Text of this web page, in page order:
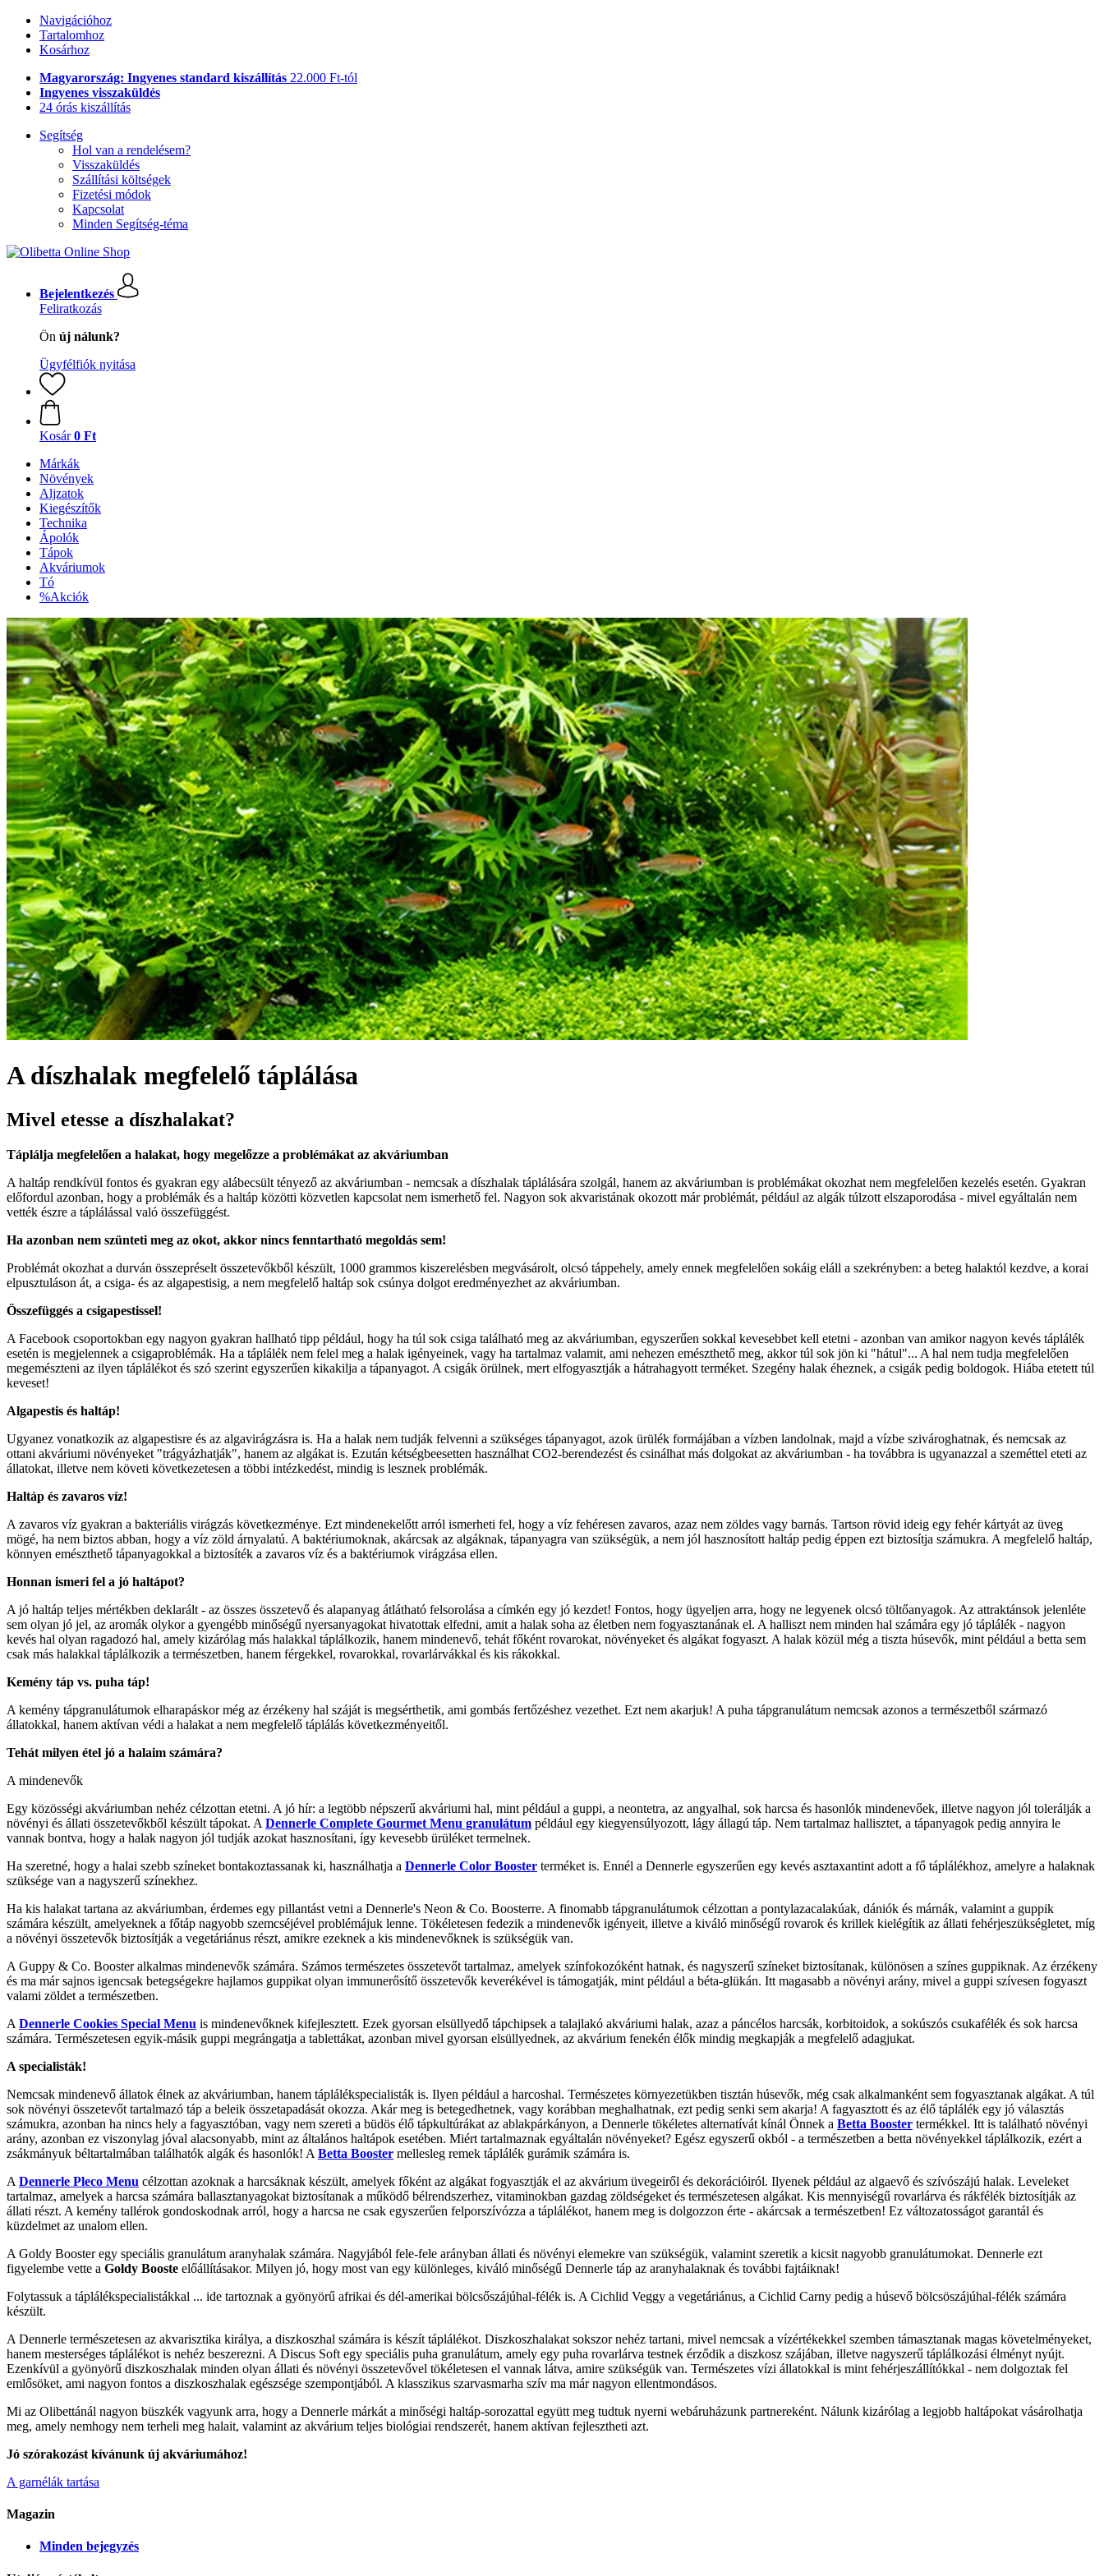
Navigációhoz
Tartalomhoz
Kosárhoz
Magyarország: Ingyenes standard kiszállítás 22.000 Ft-tól
Ingyenes visszaküldés
24 órás kiszállítás
Segítség
Hol van a rendelésem?
Visszaküldés
Szállítási költségek
Fizetési módok
Kapcsolat
Minden Segítség-téma
Bejelentkezés
Feliratkozás
Ön új nálunk?
Ügyfélfiók nyitása
Kosár 0 Ft
Márkák
Növények
Aljzatok
Kiegészítők
Technika
Ápolók
Tápok
Akváriumok
Tó
%Akciók
A díszhalak megfelelő táplálása
Mivel etesse a díszhalakat?
Táplálja megfelelően a halakat, hogy megelőzze a problémákat az akváriumban
A haltáp rendkívül fontos és gyakran egy alábecsült tényező az akváriumban - nemcsak a díszhalak táplálására szolgál, hanem az akváriumban is problémákat okozhat nem megfelelően kezelés esetén. Gyakran
előfordul azonban, hogy a problémák és a haltáp közötti közvetlen kapcsolat nem ismerhető fel. Nagyon sok akvaristának okozott már problémát, például az algák túlzott elszaporodása - mivel egyáltalán nem
vették észre a táplálással való összefüggést.
Ha azonban nem szünteti meg az okot, akkor nincs fenntartható megoldás sem!
Problémát okozhat a durván összepréselt összetevőkből készült, 1000 grammos kiszerelésben megvásárolt, olcsó táppehely, amely ennek megfelelően sokáig eláll a szekrényben: a beteg halaktól kezdve, a korai
elpusztuláson át, a csiga- és az algapestisig, a nem megfelelő haltáp sok csúnya dolgot eredményezhet az akváriumban.
Összefüggés a csigapestissel!
A Facebook csoportokban egy nagyon gyakran hallható tipp például, hogy ha túl sok csiga található meg az akváriumban, egyszerűen sokkal kevesebbet kell etetni - azonban van amikor nagyon kevés táplálék
esetén is megjelennek a csigaproblémák. Ha a táplálék nem felel meg a halak igényeinek, vagy ha tartalmaz valamit, ami nehezen emészthető meg, akkor túl sok jön ki "hátul"... A hal nem tudja megfelelően
megemészteni az ilyen táplálékot és szó szerint egyszerűen kikakilja a tápanyagot. A csigák örülnek, mert elfogyasztják a hátrahagyott terméket. Szegény halak éheznek, a csigák pedig boldogok. Hiába etetett túl
keveset!
Algapestis és haltáp!
Ugyanez vonatkozik az algapestisre és az algavirágzásra is. Ha a halak nem tudják felvenni a szükséges tápanyagot, azok ürülék formájában a vízben landolnak, majd a vízbe szivároghatnak, és nemcsak az
ottani akváriumi növényeket "trágyázhatják", hanem az algákat is. Ezután kétségbeesetten használhat CO2-berendezést és csinálhat más dolgokat az akváriumban - ha továbbra is ugyanazzal a szeméttel eteti az
állatokat, illetve nem követi következetesen a többi intézkedést, mindig is lesznek problémák.
Haltáp és zavaros víz!
A zavaros víz gyakran a bakteriális virágzás következménye. Ezt mindenekelőtt arról ismerheti fel, hogy a víz fehéresen zavaros, azaz nem zöldes vagy barnás. Tartson rövid ideig egy fehér kártyát az üveg
mögé, ha nem biztos abban, hogy a víz zöld árnyalatú. A baktériumoknak, akárcsak az algáknak, tápanyagra van szükségük, a nem jól hasznosított haltáp pedig éppen ezt biztosítja számukra. A megfelelő haltáp,
könnyen emészthető tápanyagokkal a biztosíték a zavaros víz és a baktériumok virágzása ellen.
Honnan ismeri fel a jó haltápot?
A jó haltáp teljes mértékben deklarált - az összes összetevő és alapanyag átlátható felsorolása a címkén egy jó kezdet! Fontos, hogy ügyeljen arra, hogy ne legyenek olcsó töltőanyagok. Az attraktánsok jelenléte
sem olyan jó jel, az aromák olykor a gyengébb minőségű nyersanyagokat hivatottak elfedni, amit a halak soha az életben nem fogyasztanának el. A halliszt nem minden hal számára egy jó táplálék - nagyon
kevés hal olyan ragadozó hal, amely kizárólag más halakkal táplálkozik, hanem mindenevő, tehát főként rovarokat, növényeket és algákat fogyaszt. A halak közül még a tiszta húsevők, mint például a betta sem
csak más halakkal táplálkozik a természetben, hanem férgekkel, rovarokkal, rovarlárvákkal és kis rákokkal.
Kemény táp vs. puha táp!
A kemény tápgranulátumok elharapáskor még az érzékeny hal száját is megsérthetik, ami gombás fertőzéshez vezethet. Ezt nem akarjuk! A puha tápgranulátum nemcsak azonos a természetből származó
állatokkal, hanem aktívan védi a halakat a nem megfelelő táplálás következményeitől.
Tehát milyen étel jó a halaim számára?
A mindenevők
Egy közösségi akváriumban nehéz célzottan etetni. A jó hír: a legtöbb népszerű akváriumi hal, mint például a guppi, a neontetra, az angyalhal, sok harcsa és hasonlók mindenevőek, illetve nagyon jól tolerálják a
növényi és állati összetevőkből készült tápokat. A Dennerle Complete Gourmet Menu granulátum például egy kiegyensúlyozott, lágy állagú táp. Nem tartalmaz hallisztet, a tápanyagok pedig annyira le
vannak bontva, hogy a halak nagyon jól tudják azokat hasznosítani, így kevesebb ürüléket termelnek.
Ha szeretné, hogy a halai szebb színeket bontakoztassanak ki, használhatja a Dennerle Color Booster terméket is. Ennél a Dennerle egyszerűen egy kevés asztaxantint adott a fő táplálékhoz, amelyre a halaknak
szüksége van a nagyszerű színekhez.
Ha kis halakat tartana az akváriumban, érdemes egy pillantást vetni a Dennerle's Neon & Co. Boosterre. A finomabb tápgranulátumok célzottan a pontylazacalakúak, dániók és márnák, valamint a guppik
számára készült, amelyeknek a főtáp nagyobb szemcséjével problémájuk lenne. Tökéletesen fedezik a mindenevők igényeit, illetve a kiváló minőségű rovarok és krillek kielégítik az állati fehérjeszükségletet, míg
a növényi összetevők biztosítják a vegetáriánus részt, amikre ezeknek a kis mindenevőknek is szükségük van.
A Guppy & Co. Booster alkalmas mindenevők számára. Számos természetes összetevőt tartalmaz, amelyek színfokozóként hatnak, és nagyszerű színeket biztosítanak, különösen a színes guppiknak. Az érzékeny
és ma már sajnos igencsak betegségekre hajlamos guppikat olyan immunerősítő összetevők keverékével is támogatják, mint például a béta-glükán. Itt magasabb a növényi arány, mivel a guppi szívesen fogyaszt
valami zöldet a természetben.
A Dennerle Cookies Special Menu is mindenevőknek kifejlesztett. Ezek gyorsan elsüllyedő tápchipsek a talajlakó akváriumi halak, azaz a páncélos harcsák, korbitoidok, a sokúszós csukafélék és sok harcsa
számára. Természetesen egyik-másik guppi megrángatja a tablettákat, azonban mivel gyorsan elsüllyednek, az akvárium fenekén élők mindig megkapják a megfelelő adagjukat.
A specialisták!
Nemcsak mindenevő állatok élnek az akváriumban, hanem táplálékspecialisták is. Ilyen például a harcoshal. Természetes környezetükben tisztán húsevők, még csak alkalmanként sem fogyasztanak algákat. A túl
sok növényi összetevőt tartalmazó táp a beleik összetapadását okozza. Akár meg is betegedhetnek, vagy korábban meghalhatnak, ezt pedig senki sem akarja! A fagyasztott és az élő táplálék egy jó választás
számukra, azonban ha nincs hely a fagyasztóban, vagy nem szereti a büdös élő tápkultúrákat az ablakpárkányon, a Dennerle tökéletes alternatívát kínál Önnek a Betta Booster termékkel. Itt is található növényi
arány, azonban ez viszonylag jóval alacsonyabb, mint az általános haltápok esetében. Miért tartalmaznak egyáltalán növényeket? Egész egyszerű okból - a természetben a betta növényekkel táplálkozik, ezért a
zsákmányuk béltartalmában találhatók algák és hasonlók! A Betta Booster mellesleg remek táplálék gurámik számára is.
A Dennerle Pleco Menu célzottan azoknak a harcsáknak készült, amelyek főként az algákat fogyasztják el az akvárium üvegeiről és dekorációiról. Ilyenek például az algaevő és szívószájú halak. Leveleket
tartalmaz, amelyek a harcsa számára ballasztanyagokat biztosítanak a működő bélrendszerhez, vitaminokban gazdag zöldségeket és természetesen algákat. Kis mennyiségű rovarlárva és rákfélék biztosítják az
állati részt. A kemény tallérok gondoskodnak arról, hogy a harcsa ne csak egyszerűen felporszívózza a táplálékot, hanem meg is dolgozzon érte - akárcsak a természetben! Ez változatosságot garantál és
küzdelmet az unalom ellen.
A Goldy Booster egy speciális granulátum aranyhalak számára. Nagyjából fele-fele arányban állati és növényi elemekre van szükségük, valamint szeretik a kicsit nagyobb granulátumokat. Dennerle ezt
figyelembe vette a Goldy Booste előállításakor. Milyen jó, hogy most van egy különleges, kiváló minőségű Dennerle táp az aranyhalaknak és további fajtáiknak!
Folytassuk a táplálékspecialistákkal ... ide tartoznak a gyönyörű afrikai és dél-amerikai bölcsőszájúhal-félék is. A Cichlid Veggy a vegetáriánus, a Cichlid Carny pedig a húsevő bölcsöszájúhal-félék számára
készült.
A Dennerle természetesen az akvarisztika királya, a diszkoszhal számára is készít táplálékot. Diszkoszhalakat sokszor nehéz tartani, mivel nemcsak a vízértékekkel szemben támasztanak magas követelményeket,
hanem mesterséges táplálékot is nehéz beszerezni. A Discus Soft egy speciális puha granulátum, amely egy puha rovarlárva testnek érződik a diszkosz szájában, illetve nagyszerű táplálkozási élményt nyújt.
Ezenkívül a gyönyörű diszkoszhalak minden olyan állati és növényi összetevővel tökéletesen el vannak látva, amire szükségük van. Természetes vízi állatokkal is mint fehérjeszállítókkal - nem dolgoztak fel
emlősöket, ami nagyon fontos a diszkoszhalak egészsége szempontjából. A klasszikus szarvasmarha szív ma már nagyon ellentmondásos.
Mi az Olibettánál nagyon büszkék vagyunk arra, hogy a Dennerle márkát a minőségi haltáp-sorozattal együtt meg tudtuk nyerni webáruházunk partnereként. Nálunk kizárólag a legjobb haltápokat vásárolhatja
meg, amely nemhogy nem terheli meg halait, valamint az akvárium teljes biológiai rendszerét, hanem aktívan fejlesztheti azt.
Jó szórakozást kívánunk új akváriumához!
A garnélák tartása
Magazin
Minden bejegyzés